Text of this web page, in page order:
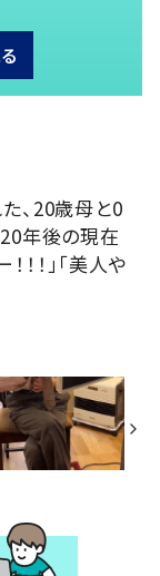
、20歳母と0
年後の現在
！！」「美人や